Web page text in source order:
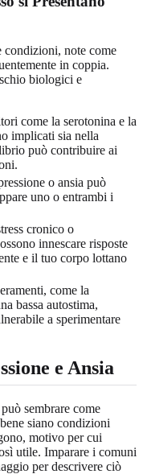
condizioni, note come
in coppia.
biologici e
come la serotonina e la
implicati sia nella
può contribuire ai
o ansia può
uno o entrambi i
cronico o
innescare risposte
e il tuo corpo lottano
come la
bassa autostima,
a sperimentare
e Ansia
sembrare come
siano condizioni
motivo per cui
utile. Imparare i comuni
per descrivere ciò